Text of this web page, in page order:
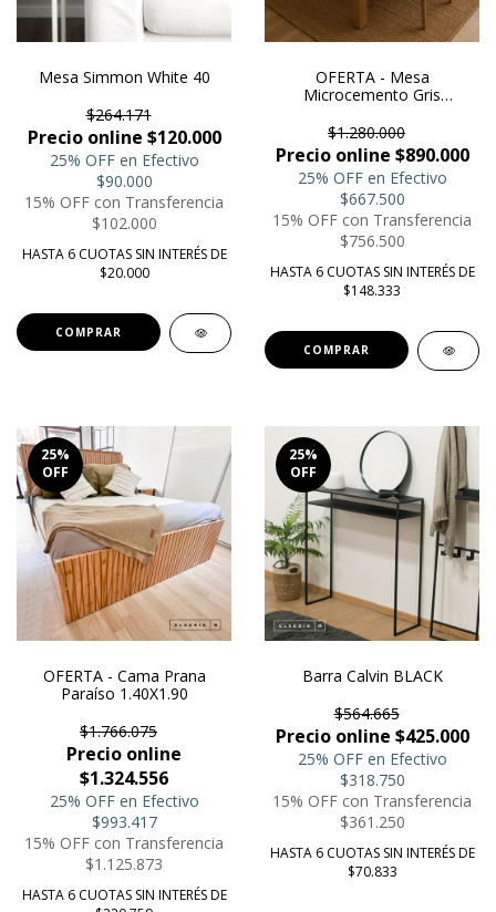
Mesa Simmon White 40
$264.171
Precio online $120.000
25% OFF en Efectivo
$90.000
15% OFF con Transferencia
$102.000
HASTA 6 CUOTAS SIN INTERÉS DE
$20.000
COMPRAR
OFERTA - Mesa
Microcemento Gris
patas en madera
$1.280.000
Precio online $890.000
25% OFF en Efectivo
$667.500
15% OFF con Transferencia
$756.500
HASTA 6 CUOTAS SIN INTERÉS DE
$148.333
COMPRAR
25%
OFF
OFERTA - Cama Prana
Paraíso 1.40X1.90
$1.766.075
Precio online
$1.324.556
25% OFF en Efectivo
$993.417
15% OFF con Transferencia
$1.125.873
HASTA 6 CUOTAS SIN INTERÉS DE
25%
OFF
Barra Calvin BLACK
$564.665
Precio online $425.000
25% OFF en Efectivo
$318.750
15% OFF con Transferencia
$361.250
HASTA 6 CUOTAS SIN INTERÉS DE
$70.833